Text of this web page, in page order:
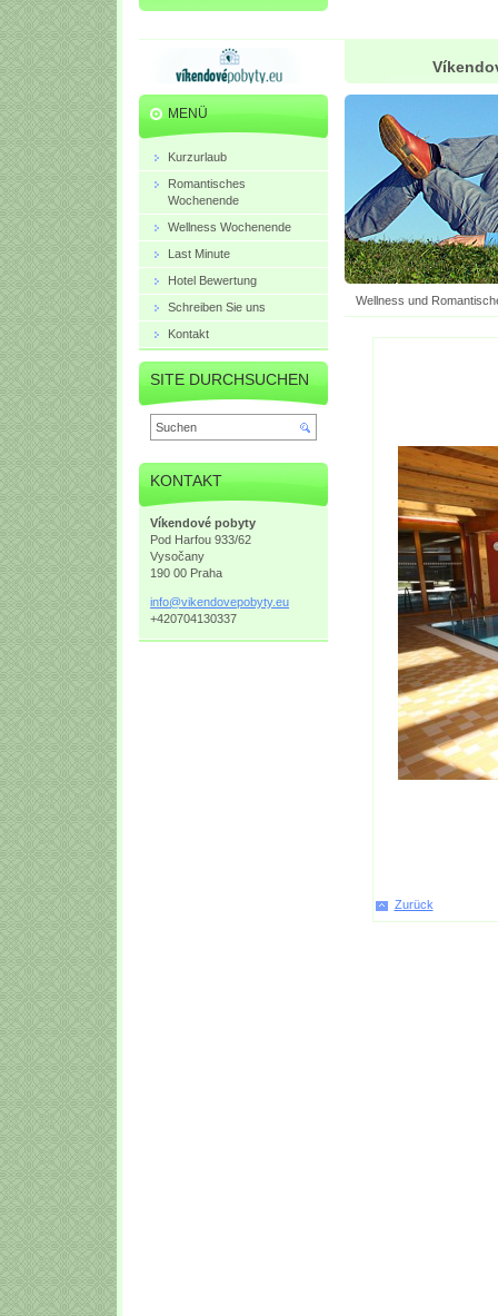
Wellness und
Zurück
MENÜ
Kurzurlaub
Romantisches
Wochenende
Wellness Wochenende
Last Minute
Hotel Bewertung
Schreiben Sie uns
Kontakt
SITE DURCHSUCHEN
KONTAKT
Víkendové pobyty
Pod Harfou 933/62
Vysočany
190 00 Praha
info@vikendovepobyty.eu
+420704130337